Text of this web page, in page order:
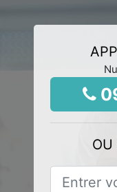
OU